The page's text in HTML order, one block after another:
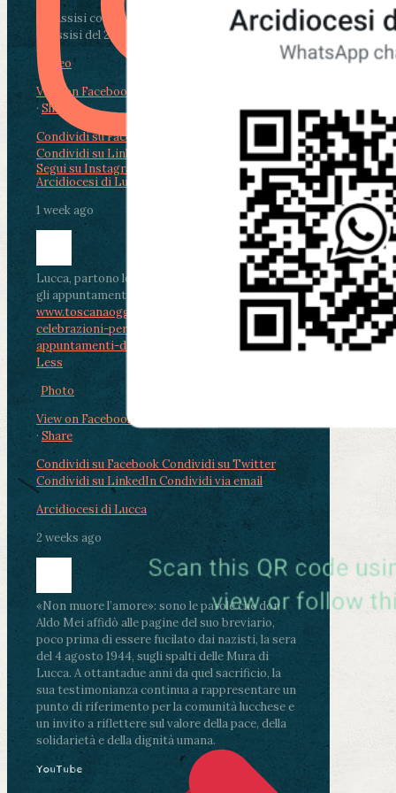
Da Assisi con i giovani per Celebrare il Perdono
di Assisi del 2 Ag...
Video
View on Facebook
· Share
Condividi su Facebook
Condividi su LinkedIn
Condividi via email
Arcidiocesi di Lucca
1 week ago
Lucca, partono le celebrazioni per don Aldo Mei:
gli appuntamenti dal 2 al 4 agosto
www.toscanaoggi.it/lucca-partono-le-
celebrazioni-per-don-aldo-mei-gli-
appuntamenti-dal-2-al-4-ago...
See MoreSee
Less
Photo
View on Facebook
· Share
Condividi su FacebookCondividi su Twitter
Condividi su LinkedInCondividi via email
Arcidiocesi di Lucca
2 weeks ago
«Non muore l’amore»: sono le parole che don
Aldo Mei affidò alle pagine del suo breviario,
poco prima di essere fucilato dai nazisti, la sera
del 4 agosto 1944, sugli spalti delle Mura di
Lucca. A ottantadue anni da quel sacrificio, la
sua testimonianza continua a rappresentare un
punto di riferimento per la comunità lucchese e
un invito a riflettere sul valore della pace, della
solidarietà e della dignità umana.
Segui su Instagram
YouTube